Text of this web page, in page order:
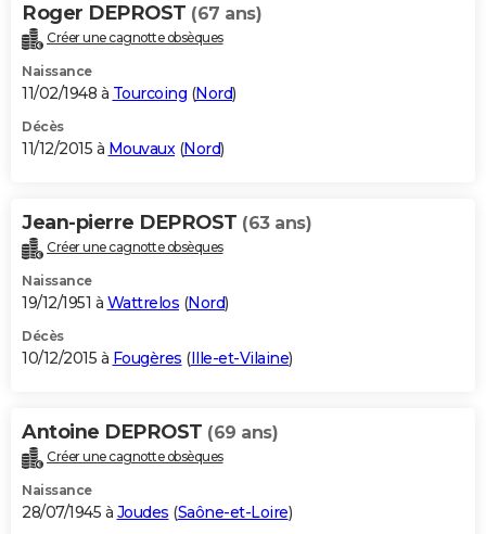
Roger DEPROST (67 ans)
Créer une cagnotte obsèques
Naissance
11/02/1948 à Tourcoing (Nord)
Décès
11/12/2015 à Mouvaux(Nord)
Jean-pierre DEPROST (63 ans)
Créer une cagnotte obsèques
Naissance
19/12/1951 à Wattrelos (Nord)
Décès
10/12/2015 à Fougères (Ille-et-Vilaine)
Antoine DEPROST (69 ans)
Créer une cagnotte obsèques
Naissance
28/07/1945 à Joudes (Saône-et-Loire)